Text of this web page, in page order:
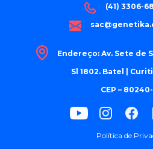
(41) 3306-
Endereço: Av. Sete de
Sl 1802. Batel |
CEP –
Política de